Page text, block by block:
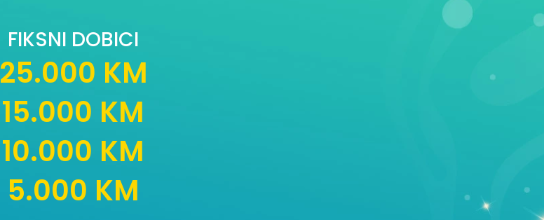
FIKSNI DOBICI
25.000 KM
15.000 KM
10.000 KM
5.000 KM